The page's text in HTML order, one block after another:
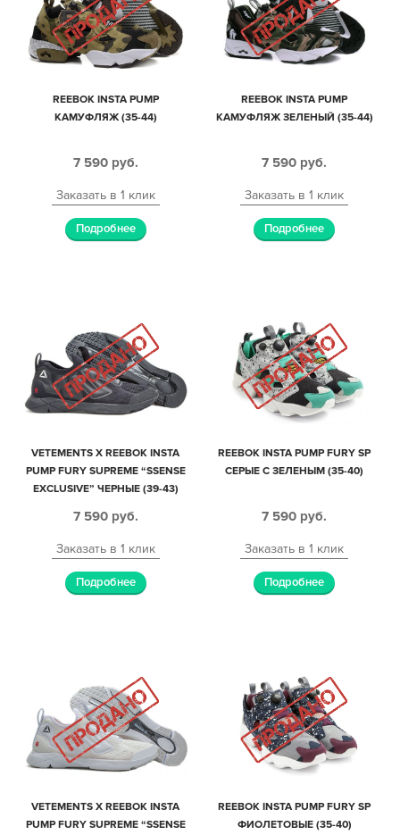
REEBOK INSTA PUMP
КАМУФЛЯЖ (35-44)
7 590 руб.
Заказать в 1 клик
Подробнее
REEBOK INSTA PUMP
КАМУФЛЯЖ ЗЕЛЕНЫЙ (35-44)
7 590 руб.
Заказать в 1 клик
Подробнее
VETEMENTS X REEBOK INSTA
PUMP FURY SUPREME “SSENSE
EXCLUSIVE” ЧЕРНЫЕ (39-43)
7 590 руб.
Заказать в 1 клик
Подробнее
REEBOK INSTA PUMP FURY SP
СЕРЫЕ С ЗЕЛЕНЫМ (35-40)
7 590 руб.
Заказать в 1 клик
Подробнее
VETEMENTS X REEBOK INSTA
PUMP FURY SUPREME “SSENSE
REEBOK INSTA PUMP FURY SP
ФИОЛЕТОВЫЕ (35-40)